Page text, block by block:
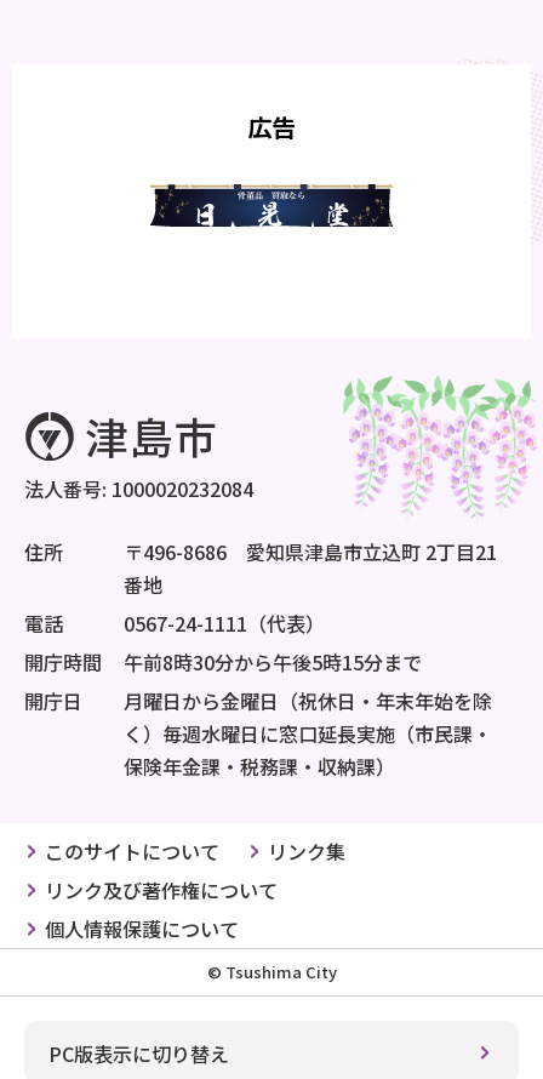
広告
法人番号: 1000020232084
住所
〒496-8686 愛知県津島市立込町 2丁目21
番地
電話
0567-24-1111（代表）
開庁時間
午前8時30分から午後5時15分まで
開庁日
月曜日から金曜日（祝休日・年末年始を除
く）毎週水曜日に窓口延長実施（市民課・
保険年金課・税務課・収納課）
このサイトについて
リンク集
リンク及び著作権について
個人情報保護について
© Tsushima City
PC版表示に切り替え